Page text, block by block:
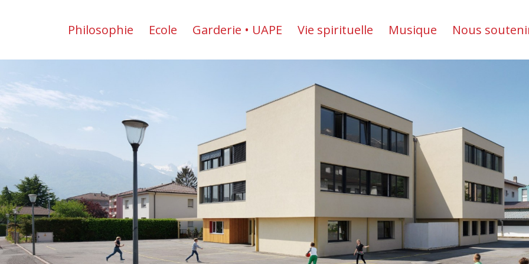
Philosophie Ecole Garderie • UAPE Vie spirituelle Musique Nous